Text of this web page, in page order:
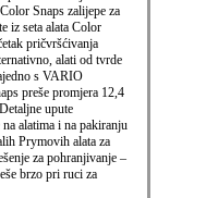
Snaps zalijepe za
iz seta alata Color
pričvršćivanja
alati od tvrde
s VARIO
preše promjera 12,4
upute
alatima i na pakiranju
Prymovih alata za
za pohranjivanje –
brzo pri ruci za